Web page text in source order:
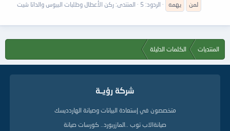
لمن
يهمه الردود: 5 المنتدى: ركن الأعطال وطلبات البيوس والداتا شيت
المنتديات الكلمات الدليلة
شركة رؤيــة
متخصصون في إستعادة البيانات وصيانة الهاردديسك
صيانةالاب توب ..المازربورد.. كورسات صيانة